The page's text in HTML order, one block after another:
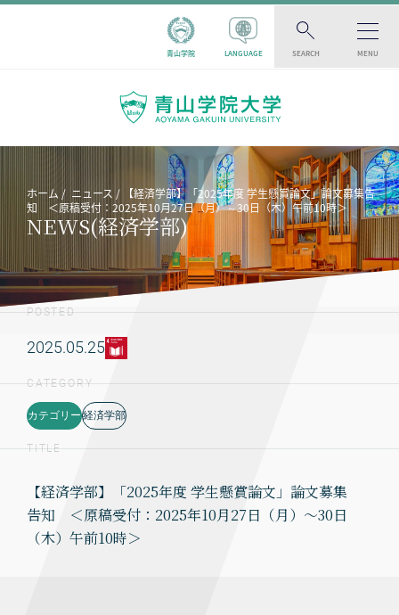
青山学院 LANGUAGE SEARCH MENU
ホーム ニュース
【経済学部】「2025年度 学生懸賞論文」論文募集告
知 ＜原稿受付：2025年10月27日（月）～30日（木）午前10時＞
NEWS(経済学部)
POSTED
2025.05.25
CATEGORY
カテゴリー 経済学部
TITLE
【経済学部】「2025年度 学生懸賞論文」論文募集
告知 ＜原稿受付：2025年10月27日（月）～30日
（木）午前10時＞